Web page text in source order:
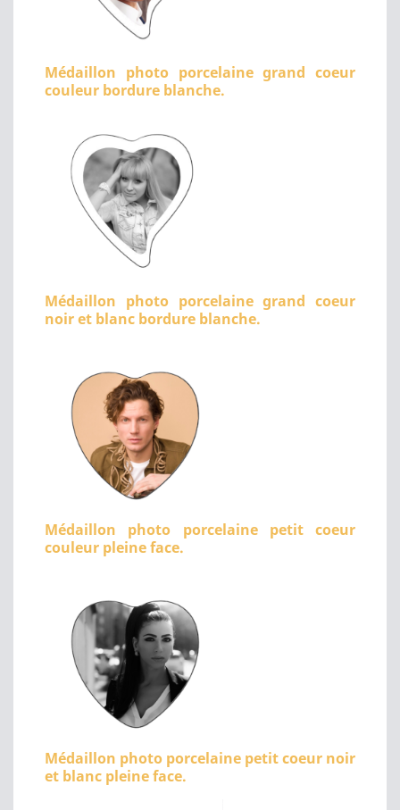
Médaillon photo porcelaine grand coeur
couleur bordure blanche.
Médaillon photo porcelaine grand coeur
noir et blanc bordure blanche.
Médaillon photo porcelaine petit coeur
couleur pleine face.
Médaillon photo porcelaine petit coeur noir
et blanc pleine face.